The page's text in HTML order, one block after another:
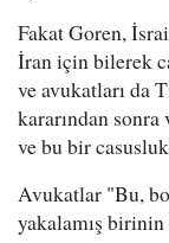
F akat Goren,
İran için bilerek
ve avukatları da
kararından
ve bu bir
A vukatlar "Bu,
yakalamış